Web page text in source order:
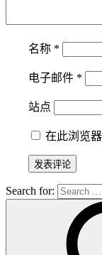
名称 *
电子邮件 *
站点
在此浏览
Search for: